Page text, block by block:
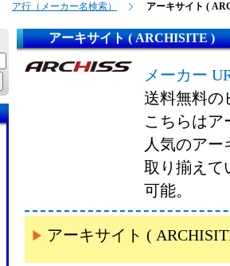
ア行（メーカー名検索） アーキサイト (
アーキサイト ( ARCHISITE )
メーカー
送料無料の
こちらはア
人気のアー
取り揃えて
可能。
アーキサイト (